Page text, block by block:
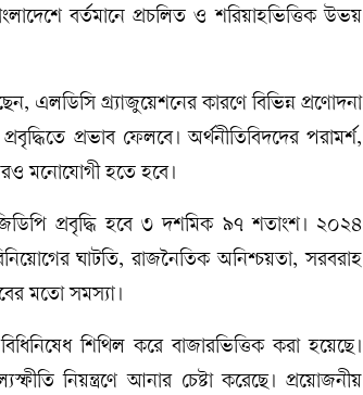
বর্তমানে প্রচলিত ও শরিয়াহভিত্তিক উভয়
এলডিসি গ্র্যাজুয়েশনের কারণে বিভিন্ন প্রণোদনা
প্রভাব ফেলবে। অর্থনীতিবিদদের পরামর্শ,
মনোযোগী হতে হবে।
প্রবৃদ্ধি হবে ৩ দশমিক ৯৭ শতাংশ। ২০২৪
ঘাটতি, রাজনৈতিক অনিশ্চয়তা, সরবরাহ
মতো সমস্যা।
শিথিল করে বাজারভিত্তিক করা হয়েছে।
নিয়ন্ত্রণে আনার চেষ্টা করেছে। প্রয়োজনীয়